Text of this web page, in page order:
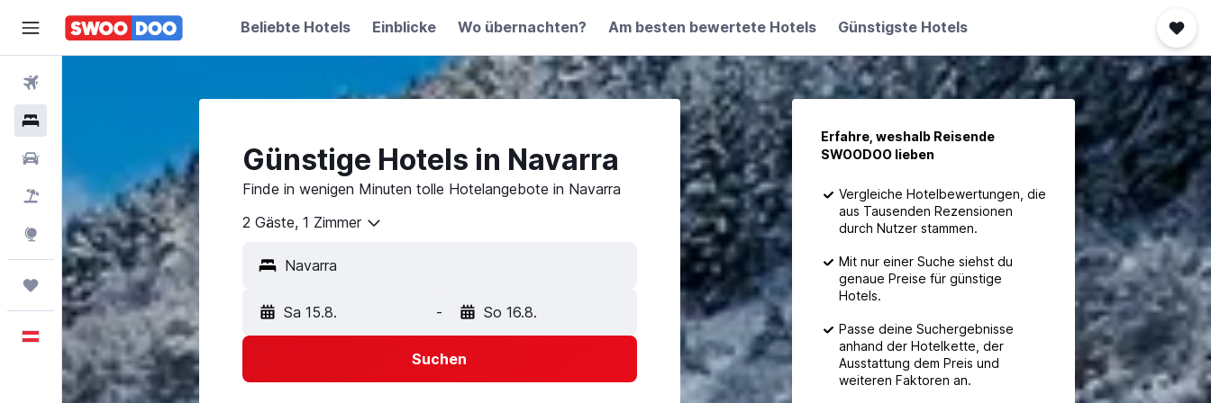
Beliebte Hotels Einblicke Wo übernachten? Am besten bewertete Hotels Günstigste Hotels
Pauschalreisen
Explore
Trips
Deutsch
Günstige Hotels in Navarra
Finde in wenigen Minuten tolle Hotelangebote in Navarra
2 Gäste, 1 Zimmer
Sa 15.8. - So 16.8.
Suchen
Erfahre, weshalb Reisende
SWOODOO lieben
Vergleiche Hotelbewertungen, die
aus Tausenden Rezensionen
durch Nutzer stammen.
Mit nur einer Suche siehst du
genaue Preise für günstige
Hotels.
Passe deine Suchergebnisse
anhand der Hotelkette, der
Ausstattung dem Preis und
weiteren Faktoren an.